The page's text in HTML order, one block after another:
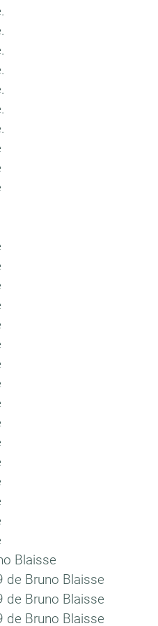
Blaisse
de Bruno Blaisse
de Bruno Blaisse
de Bruno Blaisse